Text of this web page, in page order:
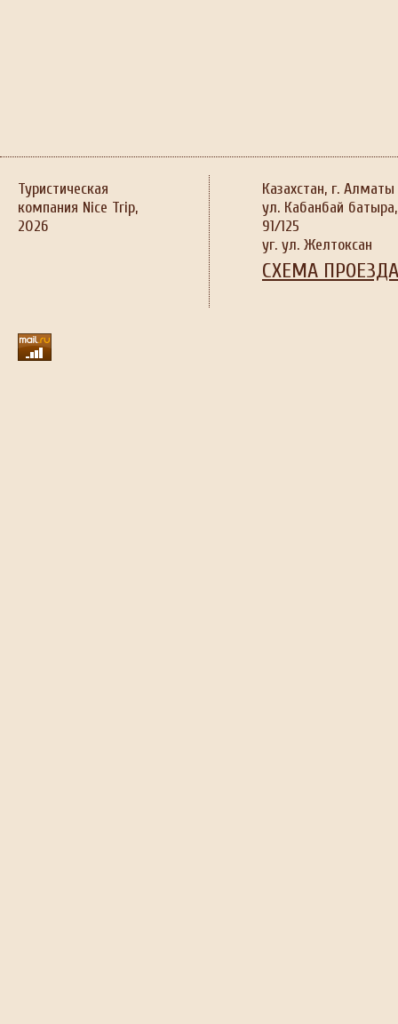
Туристическая
компания Nice Trip,
2026
Казахстан, г. Алматы
ул. Кабанбай батыра,
91/125
уг. ул. Желтоксан
СХЕМА ПРОЕЗДА